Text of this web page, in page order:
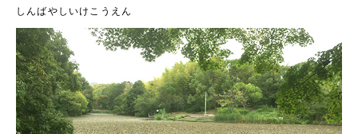
しんばやしいけこうえん